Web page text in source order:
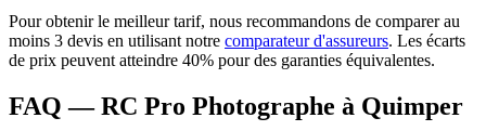
Pour obtenir le meilleur tarif, nous recommandons de comparer au
moins 3 devis en utilisant notre comparateur d'assureurs. Les écarts
de prix peuvent atteindre 40% pour des garanties équivalentes.
FAQ — RC Pro Photographe à Quimper